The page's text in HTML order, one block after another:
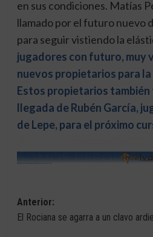
en sus condiciones. Matías
llamado por el futuro nuevo
para seguir vistiendo la
jugadores con futuro, muy
nuevos propietarios para
Estos propietarios también
llegada de Rubén García,
de Lepe, para el próximo
Navegación
de
Anterior:
El Rociana se agarra a un clavo